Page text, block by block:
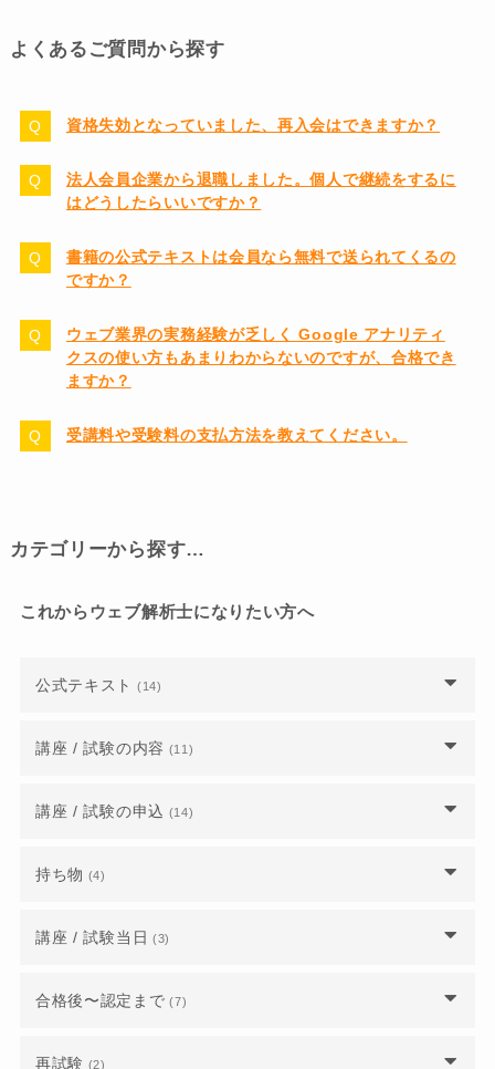
よくあるご質問から探す
資格失効となっていました、再入会はできますか？
法人会員企業から退職しました。個人で継続をするに
はどうしたらいいですか？
書籍の公式テキストは会員なら無料で送られてくるの
ですか？
ウェブ業界の実務経験が乏しく Google アナリティ
クスの使い方もあまりわからないのですが、合格でき
ますか？
受講料や受験料の支払方法を教えてください。
カテゴリーから探す…
これからウェブ解析士になりたい方へ
公式テキスト (14)
書籍版の公式テキストは販売していますか？
取り扱っていますか？
講座 / 試験の内容 (11)
模擬テストは受けられませんか？
マスターの資格レベルについて教えてください。
ウェブ解析士に合格するには、何時間くらいの勉
ウェブ業界の実務経験が乏しく Google アナリテ
格できますか？
講座 / 試験の申込 (14)
講座や試験の主催者とは誰ですか？事務局ではな
持ち物 (4)
試験時、PDF版テキストの持ち込みは可能です
講座や試験を受けるには、パソコンが必須でしょ
講座 / 試験当日 (3)
試験会場はどこでしょうか？
合格後〜認定まで (7)
再試験 (2)